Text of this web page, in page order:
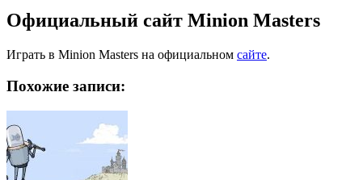
Официальный сайт Minion Masters
Играть в Minion Masters на официальном сайте.
Похожие записи: